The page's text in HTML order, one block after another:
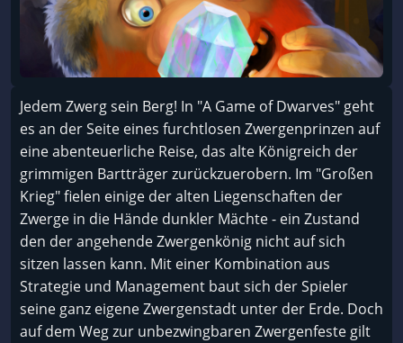
Jedem Zwerg sein Berg! In "A Game of Dwarves" geht
es an der Seite eines furchtlosen Zwergenprinzen auf
eine abenteuerliche Reise, das alte Königreich der
grimmigen Bartträger zurückzuerobern. Im "Großen
Krieg" fielen einige der alten Liegenschaften der
Zwerge in die Hände dunkler Mächte - ein Zustand
den der angehende Zwergenkönig nicht auf sich
sitzen lassen kann. Mit einer Kombination aus
Strategie und Management baut sich der Spieler
seine ganz eigene Zwergenstadt unter der Erde. Doch
auf dem Weg zur unbezwingbaren Zwergenfeste gilt